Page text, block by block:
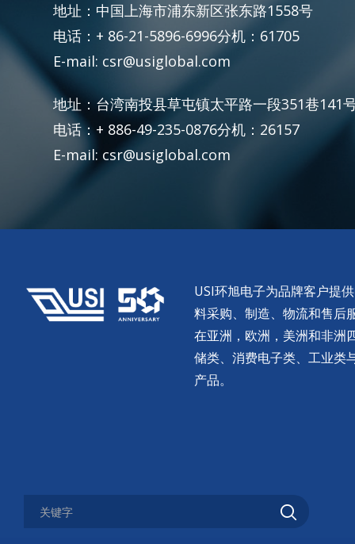
地址：中国上海市浦东新区张东路1558号
电话：+ 86-21-5896-6996分机：61705
E-mail: csr@usiglobal.com
地址：台湾南投县草屯镇太平路一段351巷141
电话：+ 886-49-235-0876分机：26157
E-mail: csr@usiglobal.com
USI环旭电子为品牌客户提
料采购、制造、物流和售后
在亚洲，欧洲，美洲和非洲
储类、消费电子类、工业类
产品。